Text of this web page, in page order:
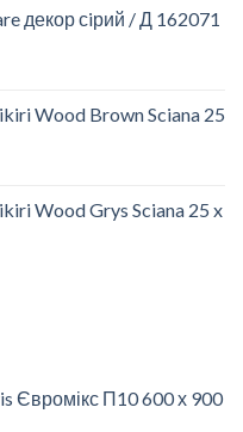
декор сiрий / Д 162071
Wood Brown Sciana 25
Wood Grys Sciana 25 x
Євромікс П10 600 х 900